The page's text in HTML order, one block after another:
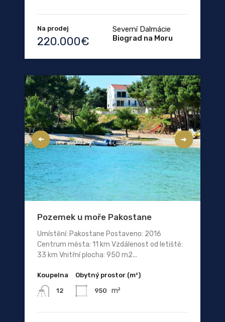
Na prodej
220.000€
Severní Dalmácie
Biograd na Moru
Pozemek u moře Pakostane
Umístění: Pakostane Postaveno: 2016
Centrum města: 11 km Vzdálenost od letiště:
33 km Vnitřní plocha: 950 m2...
Koupelna
12
Obytný prostor (m²)
950 m²